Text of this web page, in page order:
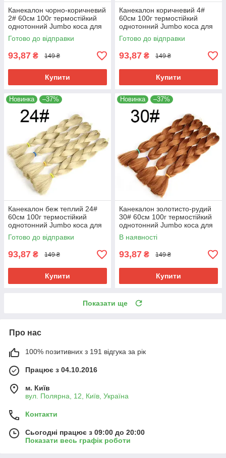
Канекалон чорно-коричневий
2# 60см 100г термостійкий
однотонний Jumbo коса для
плетіння афро кіски дред
брейдів
Готово до відправки
93,87 ₴ 149 ₴
Купити
Канекалон коричневий 4#
60см 100г термостійкий
однотонний Jumbo коса для
плетіння афро кіски дред
брейдів
Готово до відправки
93,87 ₴ 149 ₴
Купити
Новинка –37%
Канекалон беж теплий 24#
60см 100г термостійкий
однотонний Jumbo коса для
плетіння афро кіски дред
брейдів
Готово до відправки
93,87 ₴ 149 ₴
Купити
Новинка –37%
Канекалон золотисто-рудий
30# 60см 100г термостійкий
однотонний Jumbo коса для
плетіння афро кіски дред
брейдів
В наявності
93,87 ₴ 149 ₴
Купити
Показати ще
Про нас
100% позитивних з 191 відгука за рік
Працює з 04.10.2016
м. Київ
вул. Полярна, 12, Київ, Україна
Контакти
Сьогодні працює з 09:00 до 20:00
Показати весь графік роботи